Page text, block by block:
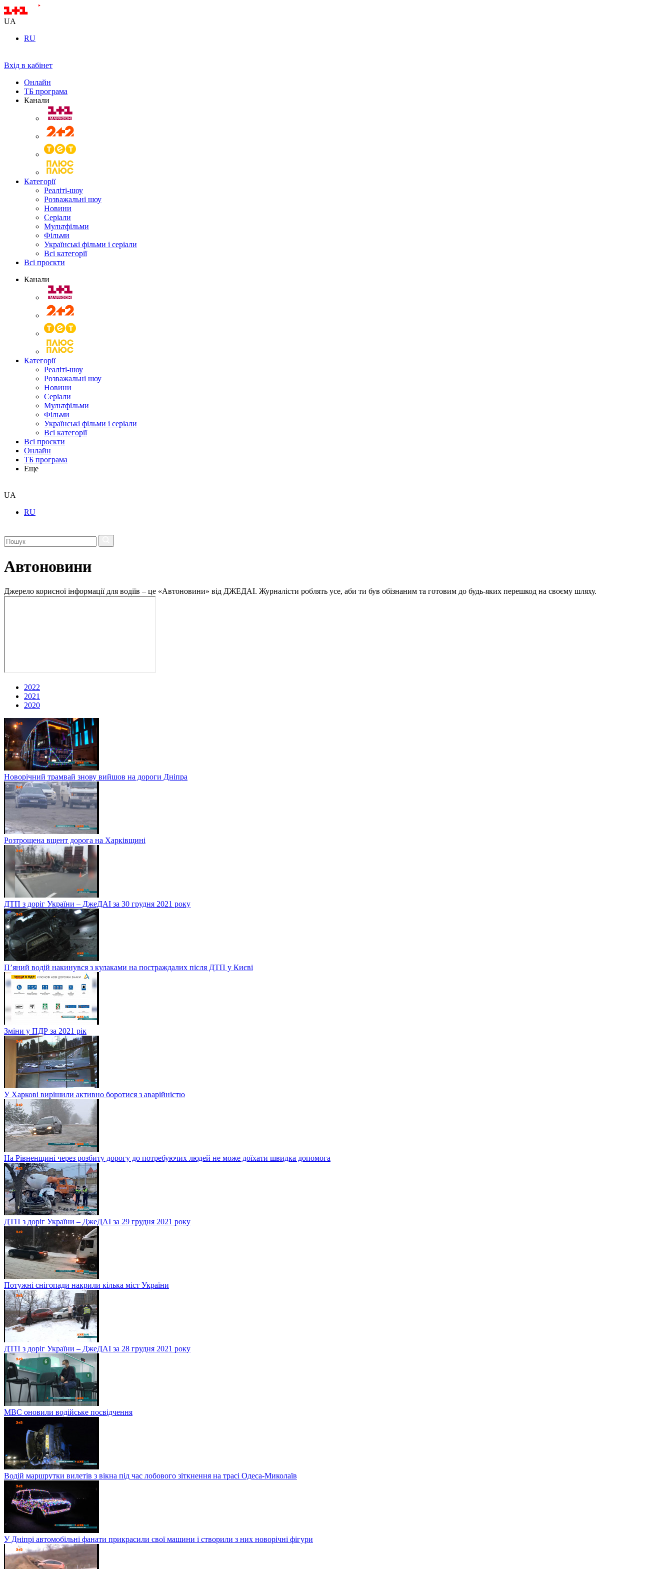
UA
RU
Вхід в кабінет
Онлайн
ТБ програма
Канали
Категорії
Реаліті-шоу
Розважальні шоу
Новини
Серіали
Мультфільми
Фільми
Українські фільми і серіали
Всі категорії
Всі проєкти
Канали
Категорії
Реаліті-шоу
Розважальні шоу
Новини
Серіали
Мультфільми
Фільми
Українські фільми і серіали
Всі категорії
Всі проєкти
Онлайн
ТБ програма
Еще
UA
RU
Автоновини
Джерело корисної інформації для водіїв – це «Автоновини» від ДЖЕДАІ. Журналісти роблять усе, аби ти був обізнаним та готовим до будь-яких перешкод на своєму шляху.
2022
2021
2020
Новорічний трамвай знову вийшов на дороги Дніпра
Розтрощена вщент дорога на Харківщині
ДТП з доріг України – ДжеДАІ за 30 грудня 2021 року
П’яний водій накинувся з кулаками на постраждалих після ДТП у Києві
Зміни у ПДР за 2021 рік
У Харкові вирішили активно боротися з аварійністю
На Рівненщині через розбиту дорогу до потребуючих людей не може доїхати швидка допомога
ДТП з доріг України – ДжеДАІ за 29 грудня 2021 року
Потужні снігопади накрили кілька міст України
ДТП з доріг України – ДжеДАІ за 28 грудня 2021 року
МВС оновили водійське посвідчення
Водій маршрутки вилетів з вікна під час лобового зіткнення на трасі Одеса-Миколаїв
У Дніпрі автомобільні фанати прикрасили свої машини і створили з них новорічні фігури